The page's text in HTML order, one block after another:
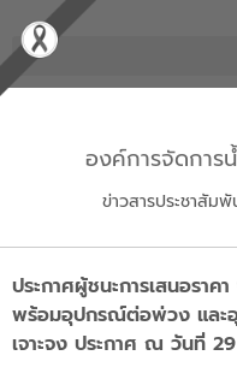
องค์การจัดการ
ข่าวสารประชาสัม
ประกาศผู้ชนะการเสนอราค
พร้อมอุปกรณ์ต่อพ่วง และอุ
เจาะจง ประกาศ ณ วันที่